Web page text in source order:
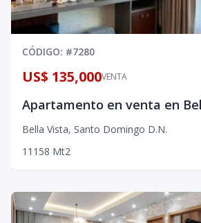
CÓDIGO: #7280
VENTA
US$ 135,000
Bella Vista, Santo Domingo D.N.
1 1 1 58 Mt2